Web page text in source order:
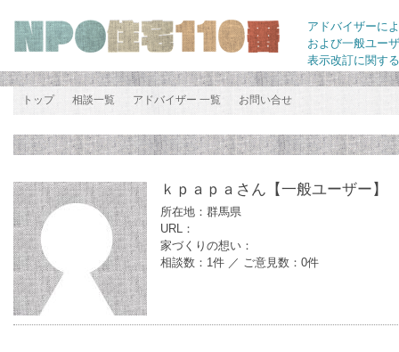
アドバイザーに
および一般ユー
表示改訂に関す
トップ 相談一覧 アドバイザー 一覧 お問い合せ
ｋｐａｐａさん 【一般ユーザー】
所在地：群馬県
URL：
家づくりの想い：
相談数：1件 ／ ご意見数：0件